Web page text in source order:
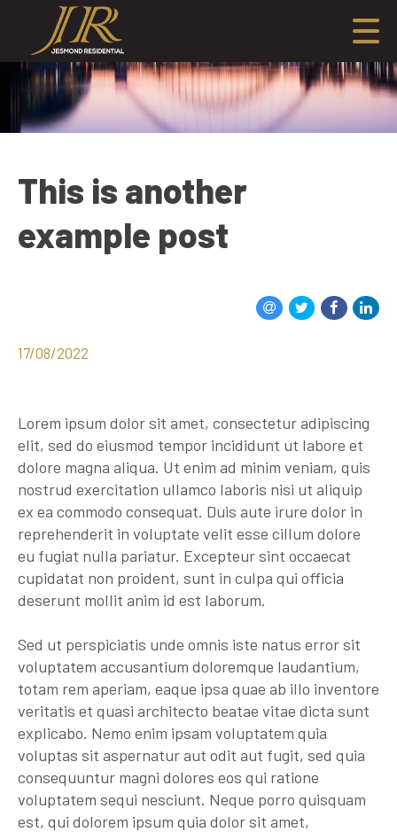
This is another
example post
17/08/2022
Lorem ipsum dolor sit amet, consectetur adipiscing
elit, sed do eiusmod tempor incididunt ut labore et
dolore magna aliqua. Ut enim ad minim veniam, quis
nostrud exercitation ullamco laboris nisi ut aliquip
ex ea commodo consequat. Duis aute irure dolor in
reprehenderit in voluptate velit esse cillum dolore
eu fugiat nulla pariatur. Excepteur sint occaecat
cupidatat non proident, sunt in culpa qui officia
deserunt mollit anim id est laborum.
Sed ut perspiciatis unde omnis iste natus error sit
voluptatem accusantium doloremque laudantium,
totam rem aperiam, eaque ipsa quae ab illo inventore
veritatis et quasi architecto beatae vitae dicta sunt
explicabo. Nemo enim ipsam voluptatem quia
voluptas sit aspernatur aut odit aut fugit, sed quia
consequuntur magni dolores eos qui ratione
voluptatem sequi nesciunt. Neque porro quisquam
est, qui dolorem ipsum quia dolor sit amet,